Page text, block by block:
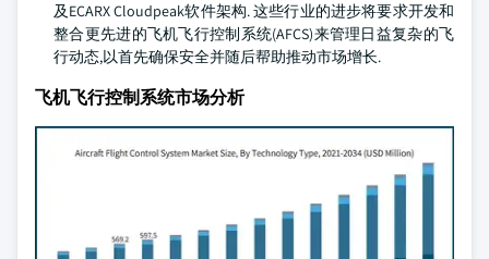
及ECARX Cloudpeak软件架构. 这些行业的进步将要求开发和
整合更先进的飞机飞行控制系统(AFCS)来管理日益复杂的飞
行动态,以首先确保安全并随后帮助推动市场增长.
飞机飞行控制系统市场分析